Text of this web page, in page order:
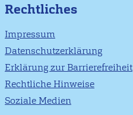
Rechtliches
Impressum
Datenschutzerklärung
Erklärung zur Barrierefreiheit
Rechtliche Hinweise
Soziale Medien